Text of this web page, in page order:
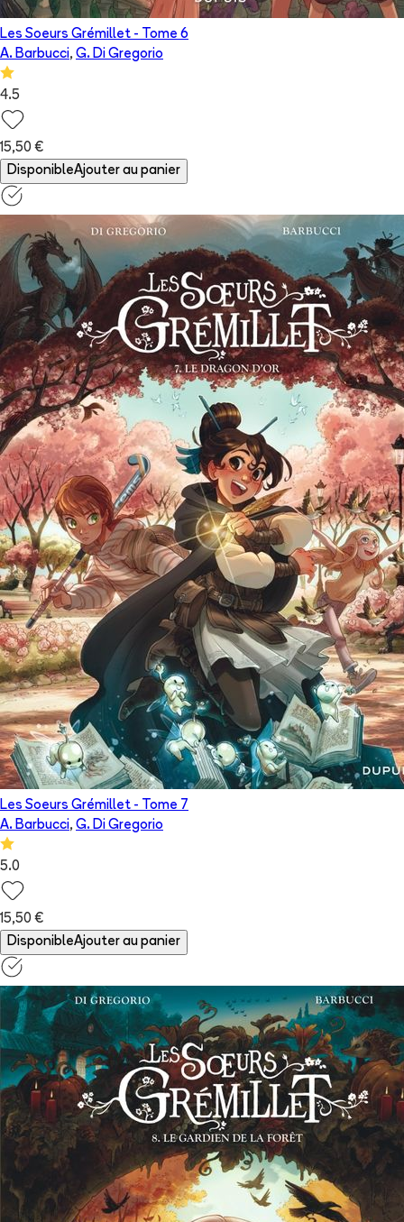
Les Soeurs Grémillet - Tome 6
A. Barbucci, G. Di Gregorio
4.5
15,50 €
DisponibleAjouter au panier
Les Soeurs Grémillet - Tome 7
A. Barbucci, G. Di Gregorio
5.0
15,50 €
DisponibleAjouter au panier